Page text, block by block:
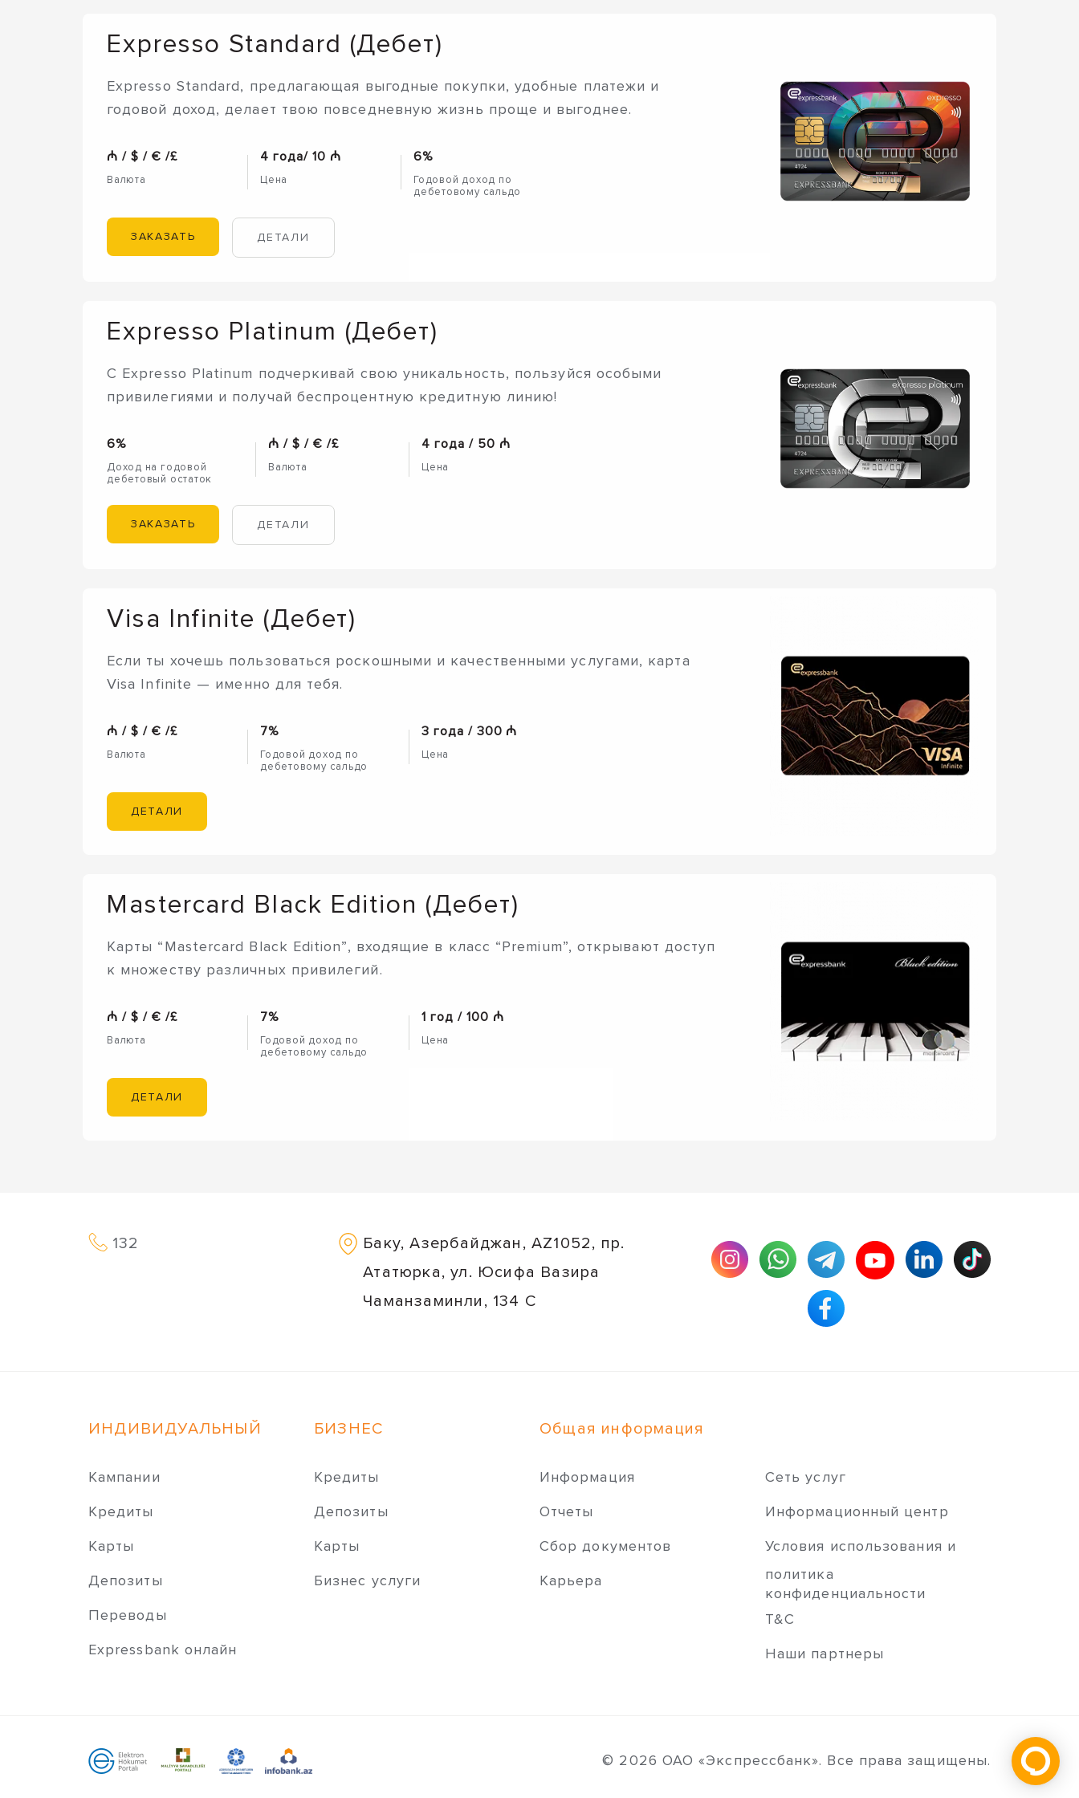
Expresso Standard (Дебет)
Expresso Standard, предлагающая выгодные покупки, удобные платежи и
годовой доход, делает твою повседневную жизнь проще и выгоднее.
₼ / $ / € /£
Валюта
4 года/ 10 ₼
Цена
6%
Годовой доход по
дебетовому сальдо
ЗАКАЗАТЬ ДЕТАЛИ
Expresso Platinum (Дебет)
С Expresso Platinum подчеркивай свою уникальность, пользуйся особыми
привилегиями и получай беспроцентную кредитную линию!
6%
Доход на годовой
дебетовый остаток
₼ / $ / € /£
Валюта
4 года / 50 ₼
Цена
ЗАКАЗАТЬ ДЕТАЛИ
Visa Infinite (Дебет)
Если ты хочешь пользоваться роскошными и качественными услугами, карта
Visa Infinite — именно для тебя.
₼ / $ / € /£
Валюта
7%
Годовой доход по
дебетовому сальдо
3 года / 300 ₼
Цена
ДЕТАЛИ
Mastercard Black Edition (Дебет)
Карты “Mastercard Black Edition”, входящие в класс “Premium”, открывают доступ
к множеству различных привилегий.
₼ / $ / € /£
Валюта
7%
Годовой доход по
дебетовому сальдо
1 год / 100 ₼
Цена
ДЕТАЛИ
132
Баку, Азербайджан, AZ1052, пр.
Ататюрка, ул. Юсифа Вазира
Чаманзаминли, 134 C
ИНДИВИДУАЛЬНЫЙ
Кампании
Кредиты
Карты
Депозиты
Переводы
Expressbank онлайн
БИЗНЕС
Кредиты
Депозиты
Карты
Бизнес услуги
Общая информация
Информация
Отчеты
Сбор документов
Карьера
Сеть услуг
Информационный центр
Условия использования и
политика
конфиденциальности
T&C
Наши партнеры
© 2026 ОАО «Экспрессбанк». Все права защищены.